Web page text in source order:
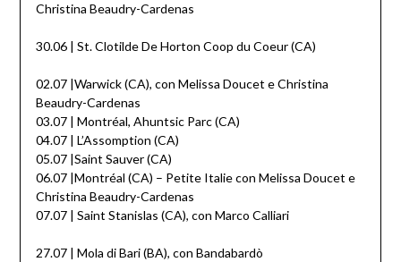
Christina Beaudry-Cardenas
30.06 | St. Clotilde De Horton Coop du Coeur (CA)
02.07 |Warwick (CA), con Melissa Doucet e Christina
Beaudry-Cardenas
03.07 | Montréal, Ahuntsic Parc (CA)
04.07 | L’Assomption (CA)
05.07 |Saint Sauver (CA)
06.07 |Montréal (CA) – Petite Italie con Melissa Doucet e
Christina Beaudry-Cardenas
07.07 | Saint Stanislas (CA), con Marco Calliari
27.07 | Mola di Bari (BA), con Bandabardò